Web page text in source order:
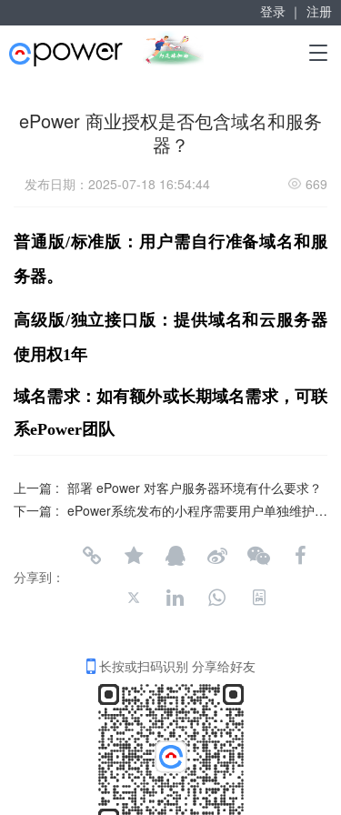
T
l
a
g
a
o
n
赋能“大众创业”
掘金万亿企业服务市场！
登录 ｜ 注册
ePower 商业授权是否包含域名和服务
器？
发布日期：2025-07-18 16:54:44 669
普通版/标准版：用户需自行准备域名和服
务器。
高级版/独立接口版：提供域名和云服务器
使用权1年
域名需求：如有额外或长期域名需求，可联
系ePower团队
上一篇 : 部署 ePower 对客户服务器环境有什么要求？
下一篇 : ePower系统发布的小程序需要用户单独维护吗？
分享到：
长按或扫码识别 分享给好友